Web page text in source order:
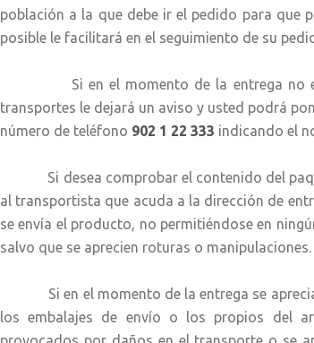
población a la que debe ir el pedido para que
posible le facilitará en el seguimiento de su
Si en el momento de la entrega no
transportes le dejará un aviso y usted podrá
número de teléfono 902 1 22 333 indicando el
Si desea comprobar el contenido del
al transportista que acuda a la dirección de
se envía el producto, no permitiéndose en
salvo que se aprecien roturas o manipulaciones.
Si en el momento de la entrega se aprecia
los embalajes de envío o los propios del